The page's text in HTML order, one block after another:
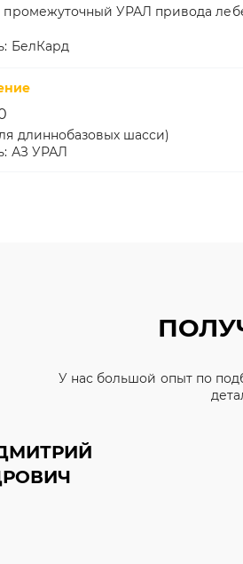
промежуточный УРАЛ привода
БелКард
длиннобазовых шасси)
АЗ УРАЛ
У нас большой опыт по